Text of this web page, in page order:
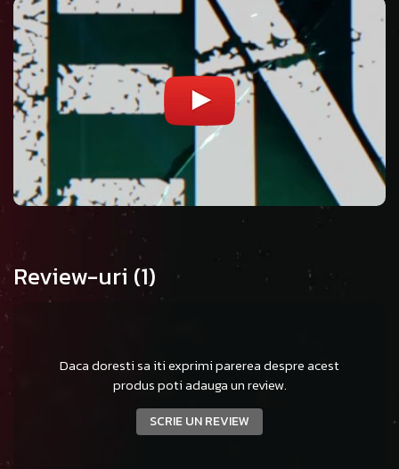
Review-uri (1)
Daca doresti sa iti exprimi parerea despre acest
produs poti adauga un review.
SCRIE UN REVIEW